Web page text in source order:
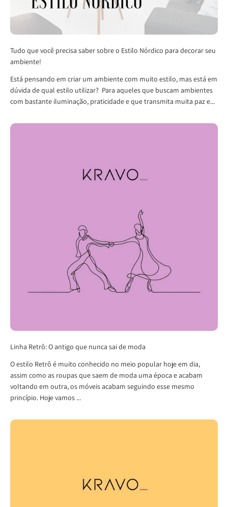
Tudo que você precisa saber sobre o Estilo Nórdico para decorar seu
ambiente!
Está pensando em criar um ambiente com muito estilo, mas está em
dúvida de qual estilo utilizar? Para aqueles que buscam ambientes
com bastante iluminação, praticidade e que transmita muita paz e...
Linha Retrô: O antigo que nunca sai de moda
O estilo Retrô é muito conhecido no meio popular hoje em dia,
assim como as roupas que saem de moda uma época e acabam
voltando em outra, os móveis acabam seguindo esse mesmo
princípio. Hoje vamos ...